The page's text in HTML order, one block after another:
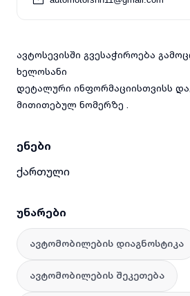
ავტოსევისში გვესაჭიროება
ხელოსანი
დეტალური ინფორმაციისთვისს
მითითებულ ნომერზე .
ენები
ქართული
უნარები
ავტომობილების დიაგნოსტიკა
ავტომობილების შეკეთება